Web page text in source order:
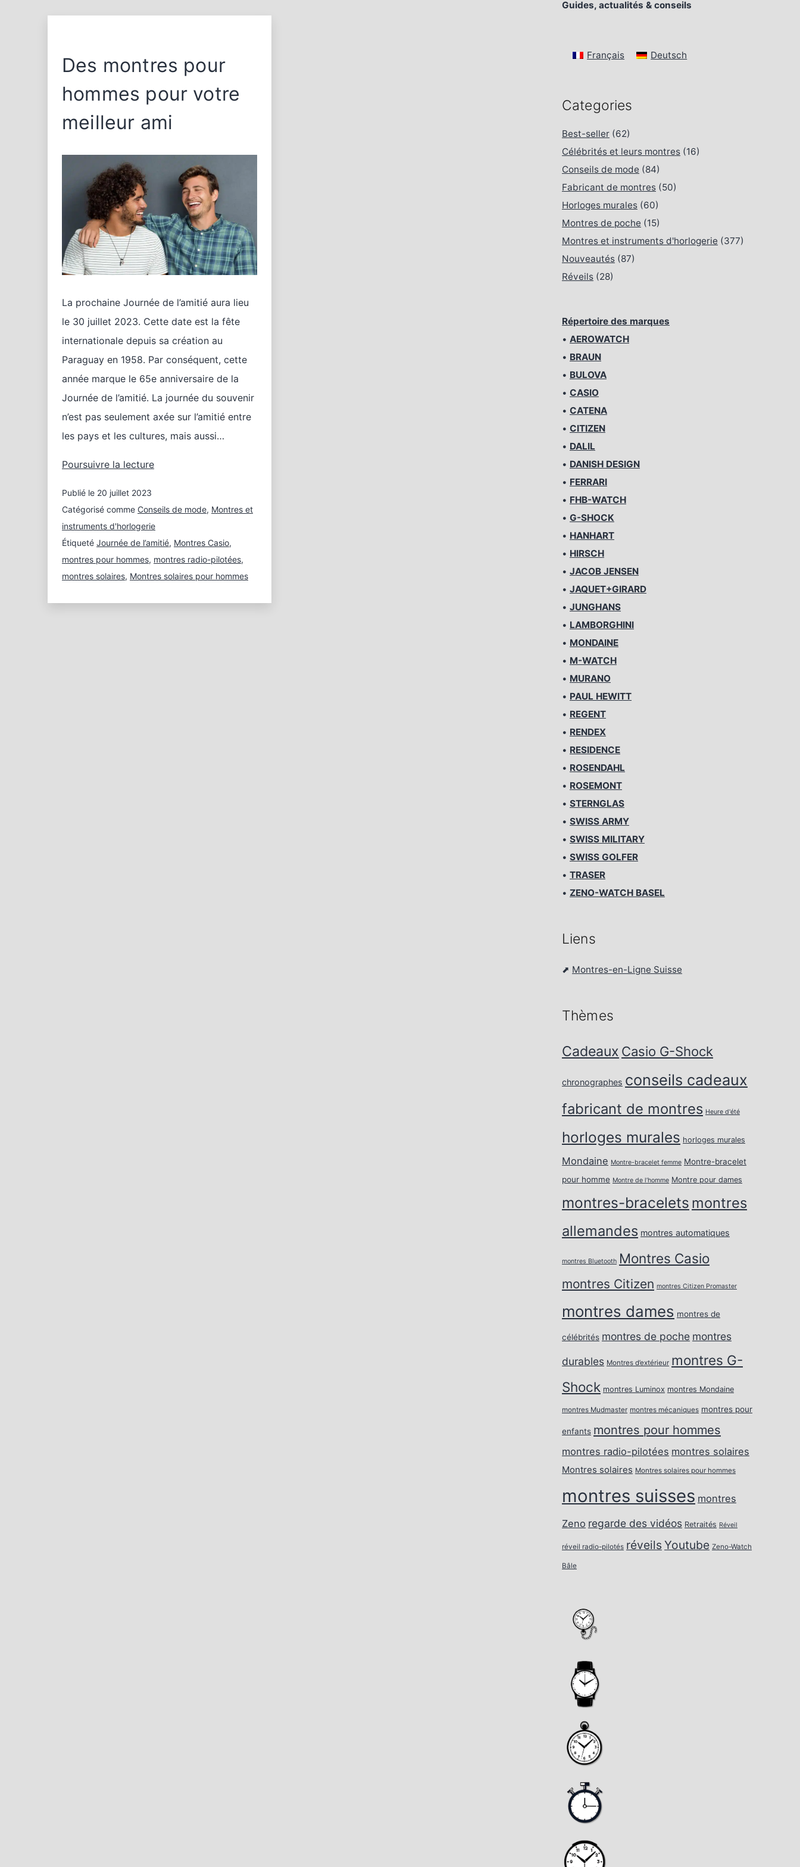
Des montres pour
hommes pour votre
meilleur ami
La prochaine Journée de l’amitié aura lieu
le 30 juillet 2023. Cette date est la fête
internationale depuis sa création au
Paraguay en 1958. Par conséquent, cette
année marque le 65e anniversaire de la
Journée de l’amitié. La journée du souvenir
n’est pas seulement axée sur l’amitié entre
les pays et les cultures, mais aussi…
Poursuivre la lectureDes
hommes
pour
votre
Publié le 20 juillet 2023
Catégorisé comme Conseils de mode, Montres et
instruments d'horlogerie
Étiqueté Journée de l’amitié, Montres Casio,
montres pour hommes, montres radio-pilotées,
montres solaires, Montres solaires pour hommes
Guides, actualités & conseils
Français Deutsch
Categories
Best-seller (62)
Célébrités et leurs montres (16)
Conseils de mode (84)
Fabricant de montres (50)
Horloges murales (60)
Montres de poche (15)
Montres et instruments d'horlogerie (377)
Nouveautés (87)
Réveils (28)
Répertoire des marques
• AEROWATCH
• BRAUN
• BULOVA
• CASIO
• CATENA
• CITIZEN
• DALIL
• DANISH DESIGN
• FERRARI
• FHB-WATCH
• G-SHOCK
• HANHART
• HIRSCH
• JACOB JENSEN
• JAQUET+GIRARD
• JUNGHANS
• LAMBORGHINI
• MONDAINE
• M-WATCH
• MURANO
• PAUL HEWITT
• REGENT
• RENDEX
• RESIDENCE
• ROSENDAHL
• ROSEMONT
• STERNGLAS
• SWISS ARMY
• SWISS MILITARY
• SWISS GOLFER
• TRASER
• ZENO-WATCH BASEL
Liens
⬈ Montres-en-Ligne Suisse
Thèmes
Cadeaux Casio G-Shock
chronographes conseils cadeaux
fabricant de montres Heure d'été
horloges murales horloges murales
Mondaine Montre-bracelet femme Montre-bracelet
pour homme Montre de l’homme Montre pour dames
montres-bracelets montres
allemandes montres automatiques
montres Bluetooth Montres Casio
montres Citizen montres Citizen Promaster
montres dames montres de
célébrités montres de poche montres
durables Montres d’extérieur montres G-
Shock montres Luminox montres Mondaine
montres Mudmaster montres mécaniques montres pour
enfants montres pour hommes
montres radio-pilotées montres solaires
Montres solaires Montres solaires pour hommes
montres suisses montres
Zeno regarde des vidéos Retraités Réveil
réveil radio-pilotés réveils Youtube Zeno-Watch
Bâle